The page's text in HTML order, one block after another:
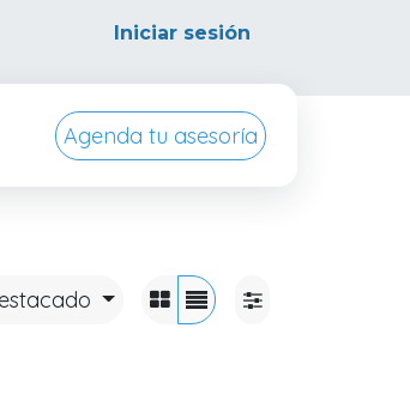
Iniciar sesión
Agenda tu asesoría